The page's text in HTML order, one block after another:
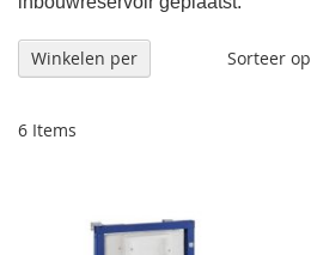
6 Items
Sorteer op
Winkelen per